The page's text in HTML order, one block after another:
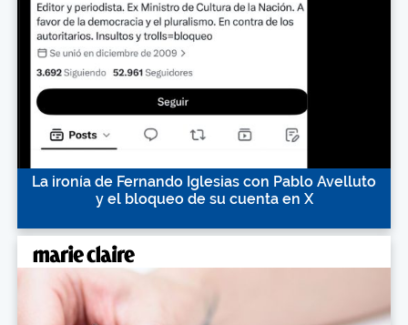
La ironía de Fernando Iglesias con Pablo Avelluto
y el bloqueo de su cuenta en X